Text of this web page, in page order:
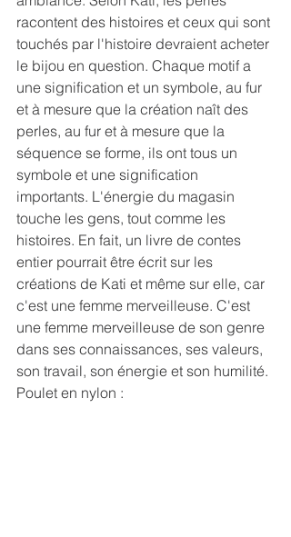
racontent des histoires et ceux qui sont
touchés par l'histoire devraient acheter
le bijou en question. Chaque motif a
une signification et un symbole, au fur
et à mesure que la création naît des
perles, au fur et à mesure que la
séquence se forme, ils ont tous un
symbole et une signification
importants. L'énergie du magasin
touche les gens, tout comme les
histoires. En fait, un livre de contes
entier pourrait être écrit sur les
créations de Kati et même sur elle, car
c'est une femme merveilleuse. C'est
une femme merveilleuse de son genre
dans ses connaissances, ses valeurs,
son travail, son énergie et son humilité.
Poulet en nylon :